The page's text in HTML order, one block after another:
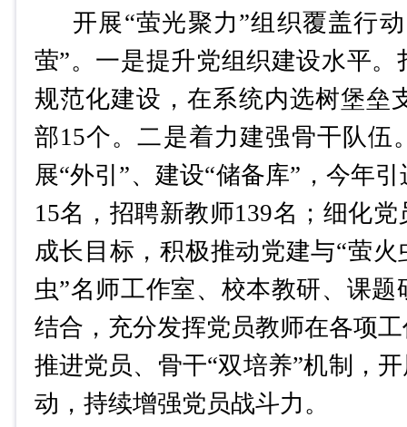
开展“萤光聚力”组织覆盖行
萤”。 一是提升党组织建设水平
规范化建设，在系统内选树堡垒
部15个。二是着力建强骨干队伍
展“外引”、建设“储备库”，今年
15名，招聘新教师139名；细化
成长目标，积极推动党建与“萤
虫”名师工作室、校本教研、课
结合，充分发挥党员教师在各项
推进党员、骨干“双培养”机制，
动，持续增强党员战斗力。